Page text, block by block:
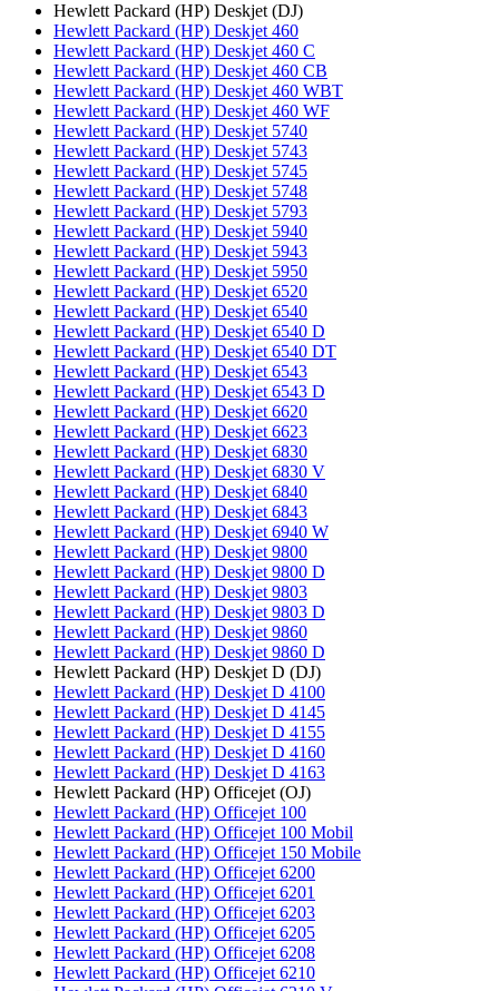
Hewlett Packard (HP) Deskjet (DJ)
Hewlett Packard (HP) Deskjet 460
Hewlett Packard (HP) Deskjet 460 C
Hewlett Packard (HP) Deskjet 460 CB
Hewlett Packard (HP) Deskjet 460 WBT
Hewlett Packard (HP) Deskjet 460 WF
Hewlett Packard (HP) Deskjet 5740
Hewlett Packard (HP) Deskjet 5743
Hewlett Packard (HP) Deskjet 5745
Hewlett Packard (HP) Deskjet 5748
Hewlett Packard (HP) Deskjet 5793
Hewlett Packard (HP) Deskjet 5940
Hewlett Packard (HP) Deskjet 5943
Hewlett Packard (HP) Deskjet 5950
Hewlett Packard (HP) Deskjet 6520
Hewlett Packard (HP) Deskjet 6540
Hewlett Packard (HP) Deskjet 6540 D
Hewlett Packard (HP) Deskjet 6540 DT
Hewlett Packard (HP) Deskjet 6543
Hewlett Packard (HP) Deskjet 6543 D
Hewlett Packard (HP) Deskjet 6620
Hewlett Packard (HP) Deskjet 6623
Hewlett Packard (HP) Deskjet 6830
Hewlett Packard (HP) Deskjet 6830 V
Hewlett Packard (HP) Deskjet 6840
Hewlett Packard (HP) Deskjet 6843
Hewlett Packard (HP) Deskjet 6940 W
Hewlett Packard (HP) Deskjet 9800
Hewlett Packard (HP) Deskjet 9800 D
Hewlett Packard (HP) Deskjet 9803
Hewlett Packard (HP) Deskjet 9803 D
Hewlett Packard (HP) Deskjet 9860
Hewlett Packard (HP) Deskjet 9860 D
Hewlett Packard (HP) Deskjet D (DJ)
Hewlett Packard (HP) Deskjet D 4100
Hewlett Packard (HP) Deskjet D 4145
Hewlett Packard (HP) Deskjet D 4155
Hewlett Packard (HP) Deskjet D 4160
Hewlett Packard (HP) Deskjet D 4163
Hewlett Packard (HP) Officejet (OJ)
Hewlett Packard (HP) Officejet 100
Hewlett Packard (HP) Officejet 100 Mobil
Hewlett Packard (HP) Officejet 150 Mobile
Hewlett Packard (HP) Officejet 6200
Hewlett Packard (HP) Officejet 6201
Hewlett Packard (HP) Officejet 6203
Hewlett Packard (HP) Officejet 6205
Hewlett Packard (HP) Officejet 6208
Hewlett Packard (HP) Officejet 6210